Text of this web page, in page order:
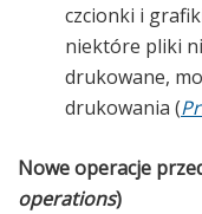
czcionki i
niektóre pliki
drukowane,
drukowania (
Nowe operacje
operations)